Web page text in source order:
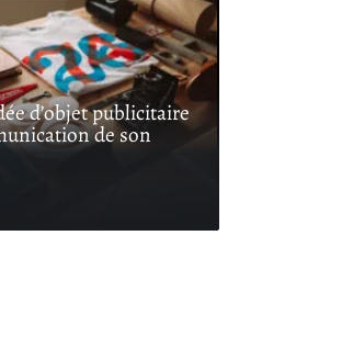
d’objet publicitaire
de son